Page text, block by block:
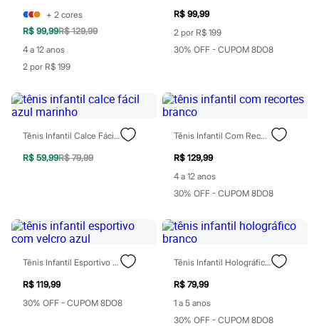
Calças
Casacos e Jaquetas
Moda esportiva
Shorts e Saias
Masculino
Em alta
Dia dos Pais
Inverno
Novidades
Roupas
Casacos e Jaquetas
Jeans
Polos
Acessórios
Bolsas e Mochilas
Chapéus e Bonés
Cintos
Carteiras
+ 2 cores
R$ 99,99R$ 129,99
4 a 12 anos
2 por R$ 199
R$ 99,99
2 por R$ 199
30% OFF - CUPOM 8DO8
Tênis Infantil Calce Fácil Azul Marinho
R$ 59,99R$ 79,99
Tênis Infantil Com Recortes Branco
R$ 129,99
4 a 12 anos
30% OFF - CUPOM 8DO8
Tênis Infantil Esportivo Com Velcro Azul
R$ 119,99
30% OFF - CUPOM 8DO8
Tênis Infantil Holográfico Branco
R$ 79,99
1 a 5 anos
30% OFF - CUPOM 8DO8